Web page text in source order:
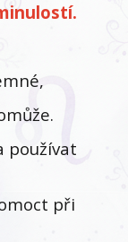
používat
při